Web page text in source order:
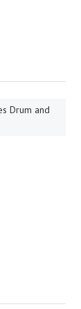
Drum and